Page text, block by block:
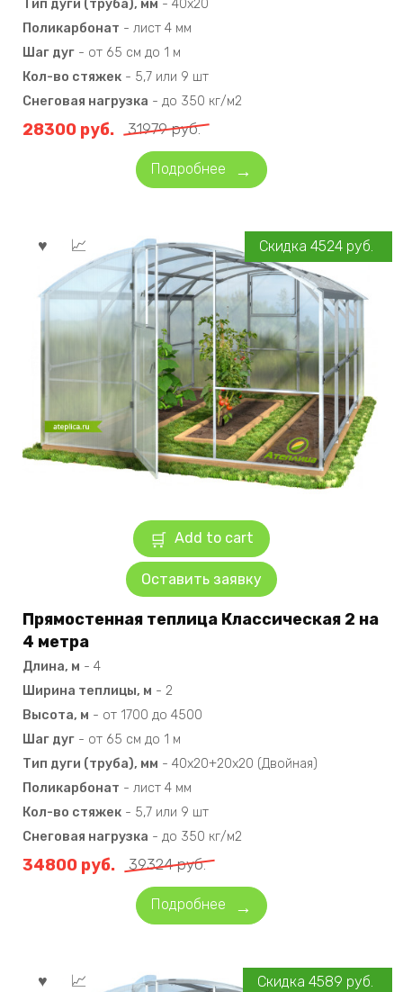
Тип дуги (труба), мм - 40х20
Поликарбонат - лист 4 мм
Шаг дуг - от 65 см до 1 м
Кол-во стяжек - 5,7 или 9 шт
Снеговая нагрузка - до 350 кг/м2
31979руб.
28300 руб.
Подробнее
Add to cart
Оставить заявку
Скидка 4524 руб.
Прямостенная теплица Классическая 2 на
4 метра
Длина, м - 4
Ширина теплицы, м - 2
Высота, м - от 1700 до 4500
Шаг дуг - от 65 см до 1 м
Тип дуги (труба), мм - 40х20+20х20 (Двойная)
Поликарбонат - лист 4 мм
Кол-во стяжек - 5,7 или 9 шт
Снеговая нагрузка - до 350 кг/м2
39324руб.
34800 руб.
Подробнее
Скидка 4589 руб.